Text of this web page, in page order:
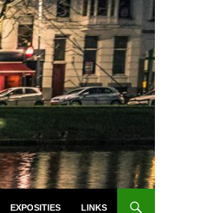
EXPOSITIES LINKS